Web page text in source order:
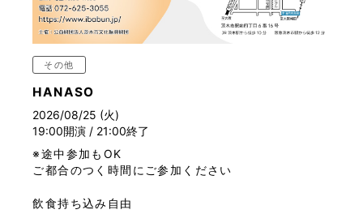
その他
HANASO
2026/08/25 (火)
19:00開演 / 21:00終了
※途中参加もOK
ご都合のつく時間にご参加ください
飲食持ち込み自由